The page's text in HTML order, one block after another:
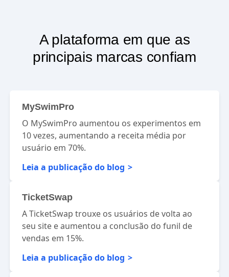
A plataforma em que as
principais marcas confiam
MySwimPro
O MySwimPro aumentou os experimentos em
10 vezes, aumentando a receita média por
usuário em 70%.
Leia a publicação do blog
TicketSwap
A TicketSwap trouxe os usuários de volta ao
seu site e aumentou a conclusão do funil de
vendas em 15%.
Leia a publicação do blog